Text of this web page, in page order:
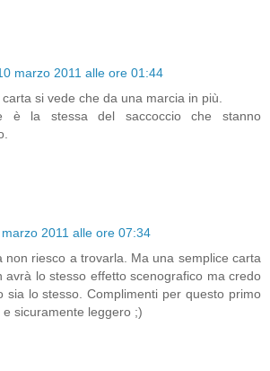
marzo 2011 alle ore 01:44
si vede che da una marcia in più.
è la stessa del saccoccio che stanno
marzo 2011 alle ore 07:34
non riesco a trovarla. Ma una semplice carta
avrà lo stesso effetto scenografico ma credo
sia lo stesso. Complimenti per questo primo
e sicuramente leggero ;)